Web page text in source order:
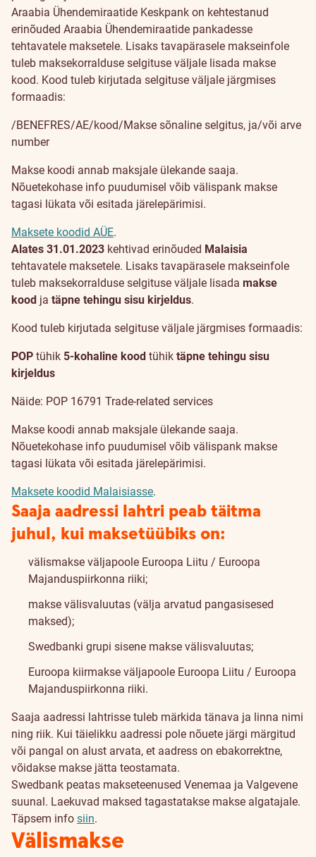
Araabia Ühendemiraatide Keskpank on kehtestanud
erinõuded Araabia Ühendemiraatide pankadesse
tehtavatele maksetele. Lisaks tavapärasele makseinfole
tuleb maksekorralduse selgituse väljale lisada makse
kood. Kood tuleb kirjutada selgituse väljale järgmises
formaadis:
/BENEFRES/AE/kood/Makse sõnaline selgitus, ja/või arve
number
Makse koodi annab maksjale ülekande saaja.
Nõuetekohase info puudumisel võib välispank makse
tagasi lükata või esitada järelepärimisi.
Maksete koodid AÜE.
Alates 31.01.2023 kehtivad erinõuded Malaisia
tehtavatele maksetele. Lisaks tavapärasele makseinfole
tuleb maksekorralduse selgituse väljale lisada makse
kood ja täpne tehingu sisu kirjeldus.
Kood tuleb kirjutada selgituse väljale järgmises formaadis:
POP tühik 5-kohaline kood tühik täpne tehingu sisu
kirjeldus
Näide: POP 16791 Trade-related services
Makse koodi annab maksjale ülekande saaja.
Nõuetekohase info puudumisel võib välispank makse
tagasi lükata või esitada järelepärimisi.
Maksete koodid Malaisiasse.
Saaja aadressi lahtri peab täitma
juhul, kui maksetüübiks on:
välismakse väljapoole Euroopa Liitu / Euroopa
Majanduspiirkonna riiki;
makse välisvaluutas (välja arvatud pangasisesed
maksed);
Swedbanki grupi sisene makse välisvaluutas;
Euroopa kiirmakse väljapoole Euroopa Liitu / Euroopa
Majanduspiirkonna riiki.
Saaja aadressi lahtrisse tuleb märkida tänava ja linna nimi
ning riik. Kui täielikku aadressi pole nõuete järgi märgitud
või pangal on alust arvata, et aadress on ebakorrektne,
võidakse makse jätta teostamata.
Swedbank peatas makseteenused Venemaa ja Valgevene
suunal. Laekuvad maksed tagastatakse makse algatajale.
Täpsem info siin.
Välismakse